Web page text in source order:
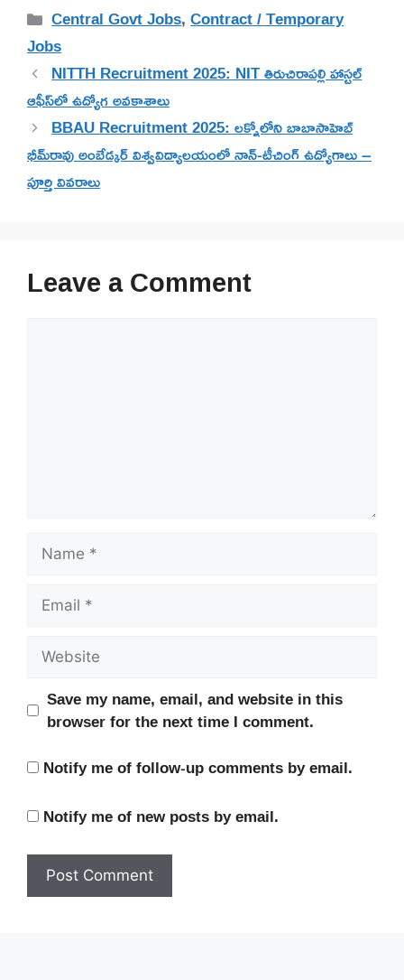
Categories
Central Govt Jobs,Contract / Temporary
Jobs
NITTH Recruitment 2025: NIT తిరుచిరాపల్లి హాస్టల్
ఆఫీస్‌లో ఉద్యోగ అవకాశాలు
BBAU Recruitment 2025: లక్నోలోని బాబాసాహెబ్
భీమ్‌రావు అంబేడ్కర్ విశ్వవిద్యాలయంలో నాన్-టీచింగ్ ఉద్యోగాలు –
పూర్తి వివరాలు
Leave a Comment
Name
Email
Website
Save my name, email, and website in this
browser for the next time I comment.
Notify me of follow-up comments by email.
Notify me of new posts by email.